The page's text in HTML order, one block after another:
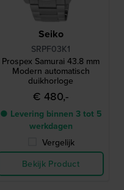
Seiko
SRPF03K1
Prospex Samurai 43.8 mm
Modern automatisch
duikhorloge
€ 480,-
● Levering binnen 3 tot 5
werkdagen
Vergelijk
Bekijk Product